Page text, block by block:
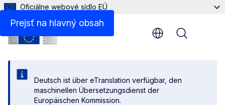
Prejsť na hlavný obsah
Oficiálne webové sídlo EÚ
Deutsch ist über eTranslation verfügbar, den
maschinellen Übersetzungsdienst der
Europäischen Kommission.
Menu